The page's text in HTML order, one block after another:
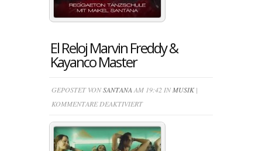
El Reloj Marvin Freddy &
Kayanco Master
GEPOSTET VONSANTANA AM 19:42 INMUSIK|
KOMMENTARE DEAKTIVIERTFÜR
RELOJ
MARVIN